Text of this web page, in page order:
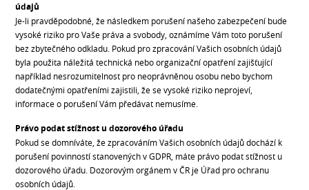
údajů
Je-li pravděpodobné, že následkem porušení našeho zabezpečení bude
vysoké riziko pro Vaše práva a svobody, oznámíme Vám toto porušení
bez zbytečného odkladu. Pokud pro zpracování Vašich osobních údajů
byla použita náležitá technická nebo organizační opatření zajišťující
například nesrozumitelnost pro neoprávněnou osobu nebo bychom
dodatečnými opatřeními zajistili, že se vysoké riziko neprojeví,
informace o porušení Vám předávat nemusíme.
Právo podat stížnost u dozorového úřadu
Pokud se domníváte, že zpracováním Vašich osobních údajů dochází k
porušení povinností stanovených v GDPR, máte právo podat stížnost u
dozorového úřadu. Dozorovým orgánem v ČR je Úřad pro ochranu
osobních údajů.